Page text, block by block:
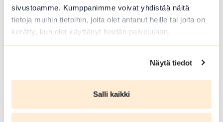
sivustoamme. Kumppanimme voivat yhdistää näitä
tietoja muihin tietoihin, joita olet antanut heille tai joita on
kerätty, kun olet käyttänyt heidän palvelujaan.
Näytä tiedot
Salli kaikki